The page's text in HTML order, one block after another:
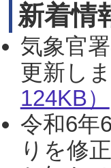
新着情
気象官
更新し
124KB）
令和6年
りを修